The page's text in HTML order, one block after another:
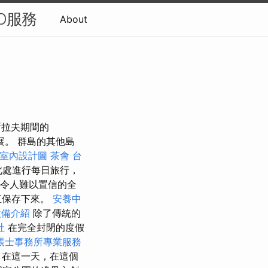
服務 About
夫期間的
群島的其他島
室內設計圖 茶會 台
進行每日旅行，
人難以置信的全
存下來。 安養中
介紹 除了傳統的
在完全封閉的度假
士事務所專業服務
這一天，在這個